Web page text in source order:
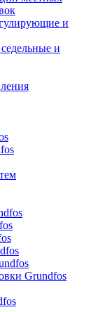
и
и
Grundfos